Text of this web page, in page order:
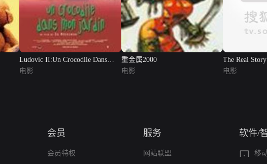
Ludovic II:Un Crocodile Dans
Mon ...
电影
重金属2000
电影
The Real
...
电影
会员
会员特权
服务
网站联盟
软件/
移